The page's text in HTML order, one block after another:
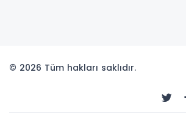
© 2026 Tüm hakları saklıdır.